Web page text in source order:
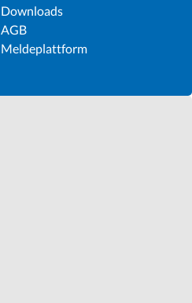
Downloads
AGB
Meldeplattform